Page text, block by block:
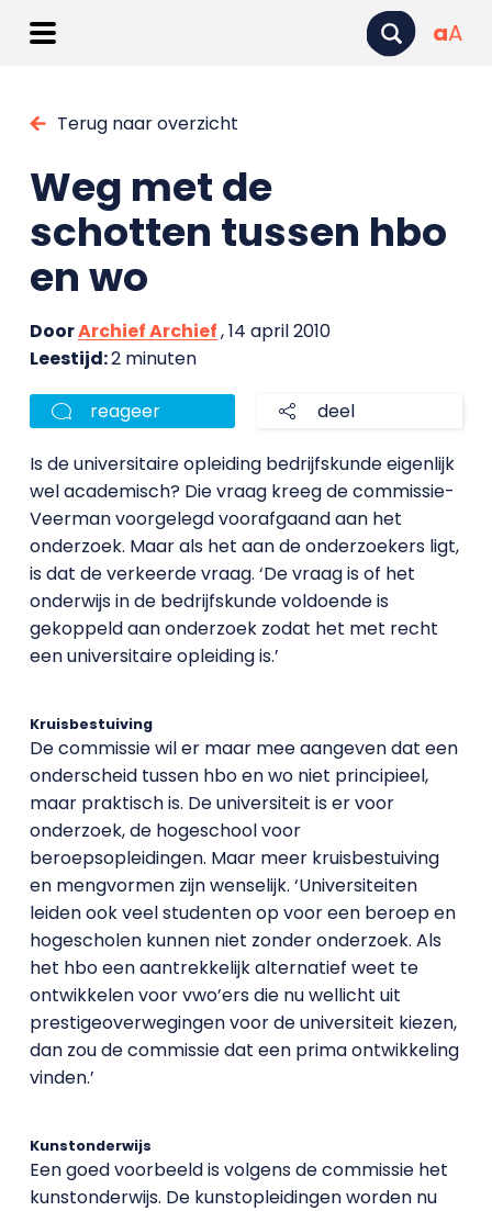
aA
Terug naar overzicht
Weg met de
schotten tussen hbo
en wo
DoorArchief Archief, 14 april 2010
Leestijd:2 minuten
reageer deel
Is de universitaire opleiding bedrijfskunde eigenlijk
wel academisch? Die vraag kreeg de commissie-
Veerman voorgelegd voorafgaand aan het
onderzoek. Maar als het aan de onderzoekers ligt,
is dat de verkeerde vraag. ‘De vraag is of het
onderwijs in de bedrijfskunde voldoende is
gekoppeld aan onderzoek zodat het met recht
een universitaire opleiding is.’
Kruisbestuiving
De commissie wil er maar mee aangeven dat een
onderscheid tussen hbo en wo niet principieel,
maar praktisch is. De universiteit is er voor
onderzoek, de hogeschool voor
beroepsopleidingen. Maar meer kruisbestuiving
en mengvormen zijn wenselijk. ‘Universiteiten
leiden ook veel studenten op voor een beroep en
hogescholen kunnen niet zonder onderzoek. Als
het hbo een aantrekkelijk alternatief weet te
ontwikkelen voor vwo’ers die nu wellicht uit
prestigeoverwegingen voor de universiteit kiezen,
dan zou de commissie dat een prima ontwikkeling
vinden.’
Kunstonderwijs
Een goed voorbeeld is volgens de commissie het
kunstonderwijs. De kunstopleidingen worden nu